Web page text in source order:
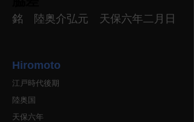
銘 陸奥介弘元 天保六年二月日
Hiromoto
江戸時代後期
陸奥国
天保六年